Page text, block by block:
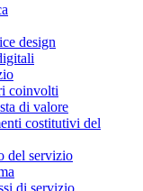
design
coinvolti
di valore
costitutivi del
del servizio
di servizio